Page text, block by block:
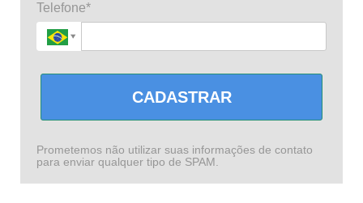
Telefone*
CADASTRAR
Prometemos não utilizar suas informações de contato
para enviar qualquer tipo de SPAM.